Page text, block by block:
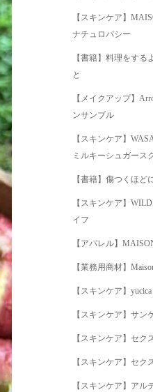
【スキンケア】
ナチュロパシー
【書籍】料理をする
と
【メイクアップ】
ンサンブル
【スキンケア】
ミルキーシュガース
【書籍】傷つくほど
【スキンケア】
イフ
【アパレル】
【業務用商材】
【スキンケア】
【スキンケア】サン
【スキンケア】セ
【スキンケア】セ
【スキンケア】ア